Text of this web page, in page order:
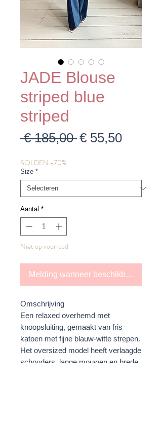
JADE Blouse
striped blue
striped
€ 185,00 Normale
€ 55,50
SOLDEN -70%
Size *
Aantal *
Niet op voorraad
Melding wanneer beschikbaar
Omschrijving
Een relaxed overhemd met
knoopsluiting, gemaakt van fris
katoen met fijne blauw-witte strepen.
Het oversized model heeft verlaagde
schouders, lange mouwen en brede